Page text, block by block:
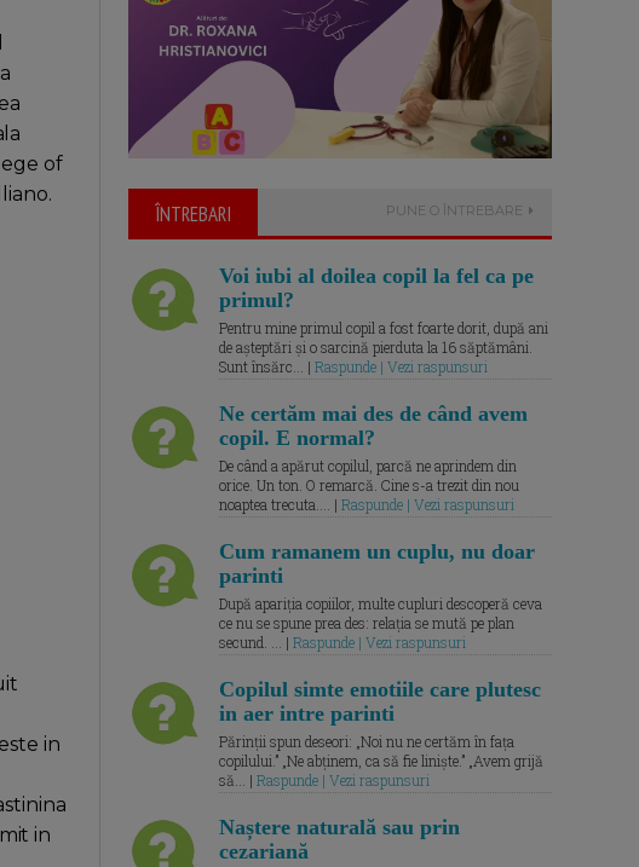
of
in
in
ÎNTREBARI PUNE O ÎNTREBARE
Voi iubi al doilea copil la fel ca pe
primul?
Pentru mine primul copil a fost foarte dorit, după ani
de așteptări și o sarcină pierduta la 16 săptămâni.
Sunt însărc... | Raspunde | Vezi raspunsuri
Ne certăm mai des de când avem
copil. E normal?
De când a apărut copilul, parcă ne aprindem din
orice. Un ton. O remarcă. Cine s-a trezit din nou
noaptea trecuta.... | Raspunde | Vezi raspunsuri
Cum ramanem un cuplu, nu doar
parinti
După apariția copiilor, multe cupluri descoperă ceva
ce nu se spune prea des: relația se mută pe plan
secund. ... | Raspunde | Vezi raspunsuri
Copilul simte emotiile care plutesc
in aer intre parinti
Părinții spun deseori: „Noi nu ne certăm în fața
copilului.” „Ne abținem, ca să fie liniște.” „Avem grijă
să... | Raspunde | Vezi raspunsuri
Naștere naturală sau prin
cezariană